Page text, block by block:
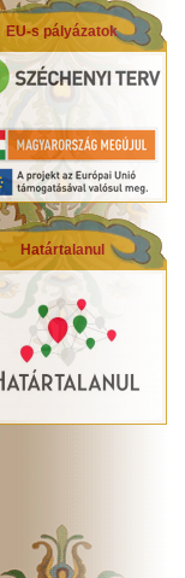
EU-s pályázatok
Határtalanul